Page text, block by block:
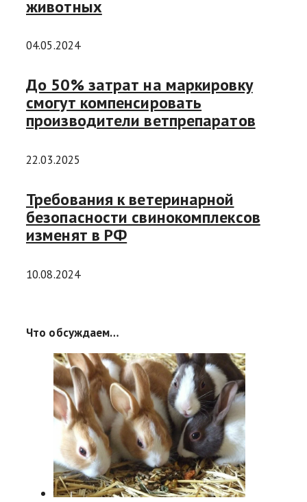
животных
04.05.2024
До 50% затрат на маркировку
смогут компенсировать
производители ветпрепаратов
22.03.2025
Требования к ветеринарной
безопасности свинокомплексов
изменят в РФ
10.08.2024
Что обсуждаем…